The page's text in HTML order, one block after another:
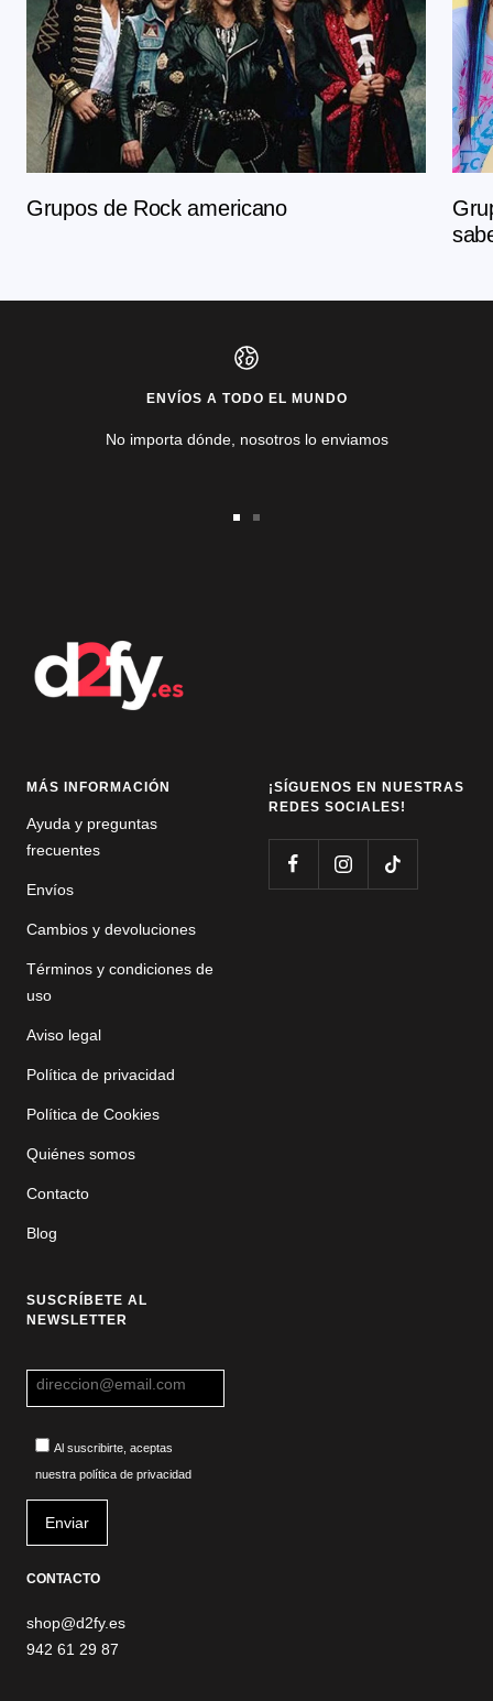
Grupos de Rock americano
ENVÍOS A TODO EL MUNDO
No importa dónde, nosotros lo enviamos
MÁS INFORMACIÓN
Ayuda y preguntas
frecuentes
Envíos
Cambios y devoluciones
Términos y condiciones de
uso
Aviso legal
Política de privacidad
Política de Cookies
Quiénes somos
Contacto
Blog
¡SÍGUENOS EN NUESTRAS
REDES SOCIALES!
SUSCRÍBETE AL
NEWSLETTER
Al suscribirte, aceptas
nuestra política de privacidad
CONTACTO
shop@d2fy.es
942 61 29 87